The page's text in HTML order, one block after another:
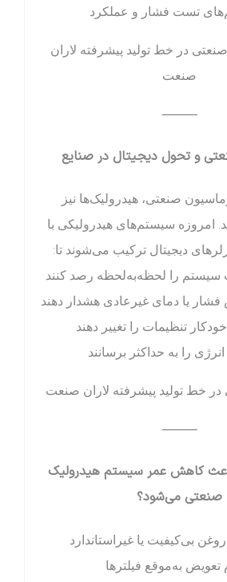
تست فشار و عملکرد
در خط تولید پیشرفته لاران
صنعت
⸻
و تحول دیجیتال در صنایع
صنعتی، هیدرولیک‌ها نیز
امروزه سیستم‌های هیدرولیکی با
دیجیتال ترکیب می‌شوند تا:
را لحظه‌به‌لحظه رصد کنند
یا دمای غیرعادی هشدار دهند
تنظیمات را تغییر دهند
را به حداکثر برسانند
خط تولید پیشرفته لاران صنعت
⸻
کاهش عمر سیستم هیدرولیک
صنعتی می‌شود؟
روغن بی‌کیفیت یا غیراستاندارد
تعویض به‌موقع فیلترها